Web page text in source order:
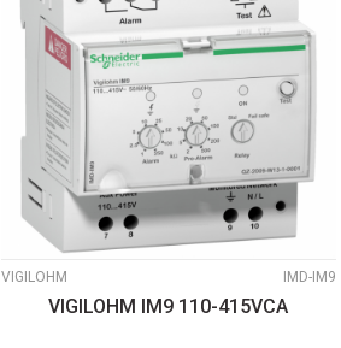
UPOREDI
VIGILOHM IMD-IM9
VIGILOHM IM9 110-415VCA